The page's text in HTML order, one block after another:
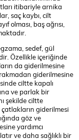
itibariyle arnika
saç kaybı, cilt
olması, baş ağrısı,
sedef, gül
Özellikle içeriğinde
da giderilmesine
giderilmesine
ciltte kapalı
ve parlak bir
şekilde ciltte
çatlakların giderilmesi
göz ve
yardımcı
ve daha sağlıklı bir